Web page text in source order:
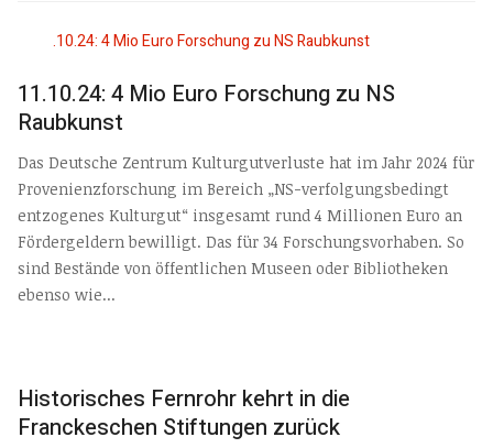
11.10.24: 4 Mio Euro Forschung zu NS
Raubkunst
Das Deutsche Zentrum Kulturgutverluste hat im Jahr 2024 für
Provenienzforschung im Bereich „NS-verfolgungsbedingt
entzogenes Kulturgut“ insgesamt rund 4 Millionen Euro an
Fördergeldern bewilligt. Das für 34 Forschungsvorhaben. So
sind Bestände von öffentlichen Museen oder Bibliotheken
ebenso wie...
Historisches Fernrohr kehrt in die
Franckeschen Stiftungen zurück